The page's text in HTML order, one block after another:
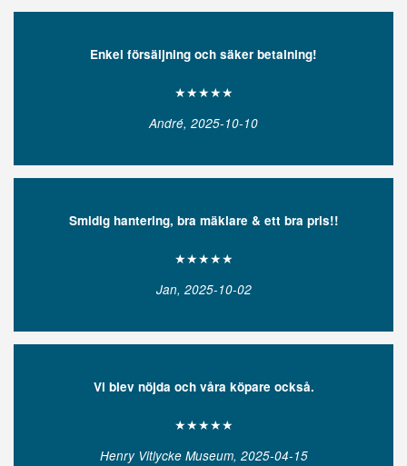
Enkel försäljning och säker betalning!
★★★★★
André, 2025-10-10
Smidig hantering, bra mäklare & ett bra pris!!
★★★★★
Jan, 2025-10-02
Vi blev nöjda och våra köpare också.
★★★★★
Henry Vitlycke Museum, 2025-04-15